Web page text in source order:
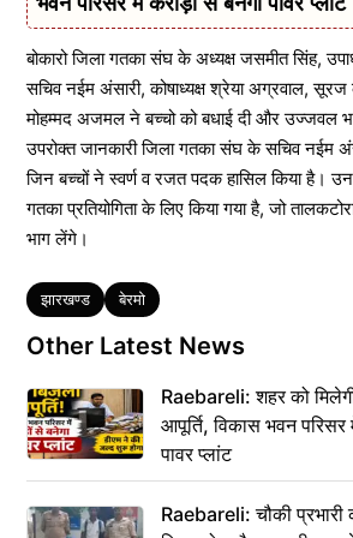
बोकारो जिला गतका संघ के अध्यक्ष जसमीत सिंह,
सचिव नईम अंसारी, कोषाध्यक्ष श्रेया अग्रवाल, सूरज
मोहम्मद अजमल ने बच्चो को बधाई दी और उज्जवल
उपरोक्त जानकारी जिला गतका संघ के सचिव नईम
जिन बच्चों ने स्वर्ण व रजत पदक हासिल किया है।
गतका प्रतियोगिता के लिए किया गया है, जो
भाग लेंगे।
Tags
झारखण्ड बेरमो
Other Latest News
Raebareli: शहर को
आपूर्ति, विकास भवन
पावर प्लांट
Raebareli: चौकी प्रभारी